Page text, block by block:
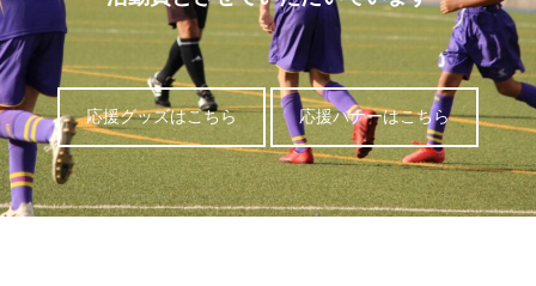
応援グッズはこちら 応援バナーはこちら